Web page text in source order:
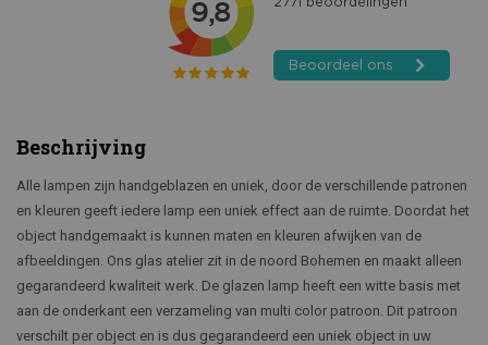
Beschrijving
Alle lampen zijn handgeblazen en uniek, door de verschillende patronen
en kleuren geeft iedere lamp een uniek effect aan de ruimte. Doordat het
object handgemaakt is kunnen maten en kleuren afwijken van de
afbeeldingen. Ons glas atelier zit in de noord Bohemen en maakt alleen
gegarandeerd kwaliteit werk. De glazen lamp heeft een witte basis met
aan de onderkant een verzameling van multi color patroon. Dit patroon
verschilt per object en is dus gegarandeerd een uniek object in uw